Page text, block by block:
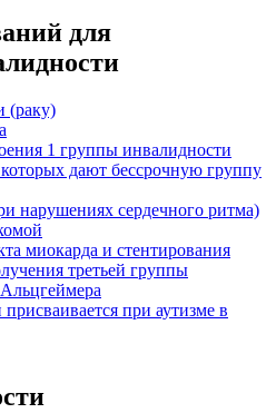
для
(раку)
1 группы инвалидности
дают бессрочную группу
нарушениях сердечного ритма)
миокарда и стентирования
третьей группы
при аутизме в